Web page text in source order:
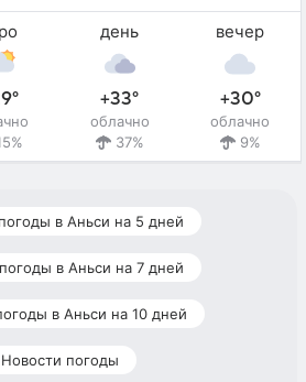
день
+33°
облачно
37%
вечер
+30°
облачно
9%
в Аньси на 5 дней
в Аньси на 7 дней
в Аньси на 10 дней
Новости погоды